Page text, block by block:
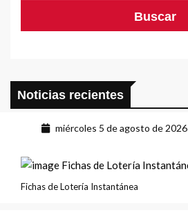
Noticias recientes
miércoles 5 de agosto de 2026
Fichas de Lotería Instantánea